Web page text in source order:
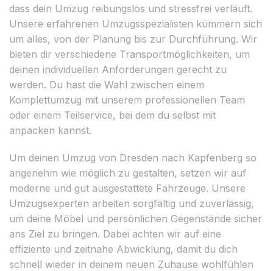
dass dein Umzug reibungslos und stressfrei verläuft.
Unsere erfahrenen Umzugsspezialisten kümmern sich
um alles, von der Planung bis zur Durchführung. Wir
bieten dir verschiedene Transportmöglichkeiten, um
deinen individuellen Anforderungen gerecht zu
werden. Du hast die Wahl zwischen einem
Komplettumzug mit unserem professionellen Team
oder einem Teilservice, bei dem du selbst mit
anpacken kannst.
Um deinen Umzug von Dresden nach Kapfenberg so
angenehm wie möglich zu gestalten, setzen wir auf
moderne und gut ausgestattete Fahrzeuge. Unsere
Umzugsexperten arbeiten sorgfältig und zuverlässig,
um deine Möbel und persönlichen Gegenstände sicher
ans Ziel zu bringen. Dabei achten wir auf eine
effiziente und zeitnahe Abwicklung, damit du dich
schnell wieder in deinem neuen Zuhause wohlfühlen